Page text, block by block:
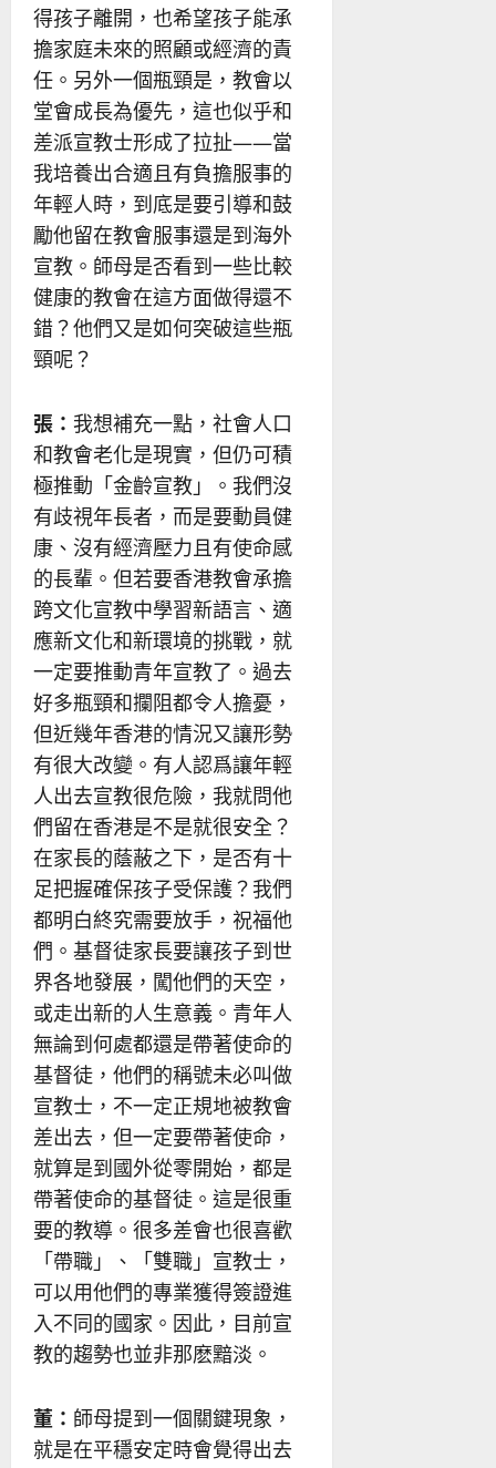
得孩子離開，也希望孩子能承
擔家庭未來的照顧或經濟的責
任。另外一個瓶頸是，教會以
堂會成長為優先，這也似乎和
差派宣教士形成了拉扯——當
我培養出合適且有負擔服事的
年輕人時，到底是要引導和鼓
勵他留在教會服事還是到海外
宣教。師母是否看到一些比較
健康的教會在這方面做得還不
錯？他們又是如何突破這些瓶
頸呢？
張： 我想補充一點，社會人口
和教會老化是現實，但仍可積
極推動「金齡宣教」。我們沒
有歧視年長者，而是要動員健
康、沒有經濟壓力且有使命感
的長輩。但若要香港教會承擔
跨文化宣教中學習新語言、適
應新文化和新環境的挑戰，就
一定要推動青年宣教了。過去
好多瓶頸和攔阻都令人擔憂，
但近幾年香港的情況又讓形勢
有很大改變。有人認爲讓年輕
人出去宣教很危險，我就問他
們留在香港是不是就很安全？
在家長的蔭蔽之下，是否有十
足把握確保孩子受保護？我們
都明白終究需要放手，祝福他
們。基督徒家長要讓孩子到世
界各地發展，闖他們的天空，
或走出新的人生意義。青年人
無論到何處都還是帶著使命的
基督徒，他們的稱號未必叫做
宣教士，不一定正規地被教會
差出去，但一定要帶著使命，
就算是到國外從零開始，都是
帶著使命的基督徒。這是很重
要的教導。很多差會也很喜歡
「帶職」、「雙職」宣教士，
可以用他們的專業獲得簽證進
入不同的國家。因此，目前宣
教的趨勢也並非那麽黯淡。
董： 師母提到一個關鍵現象，
就是在平穩安定時會覺得出去